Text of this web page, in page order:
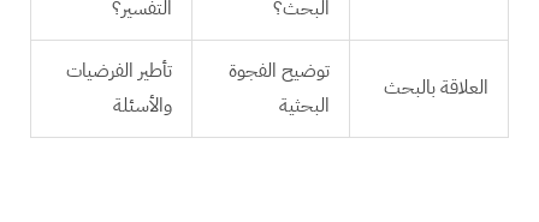
البحث؟
التفسير؟
العلاقة بالبحث
توضيح الفجوة
البحثية
تأطير الفرضيات
والأسئلة